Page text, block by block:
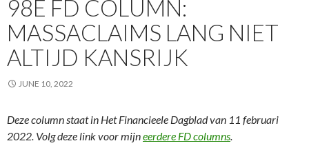
98E FD COLUMN:
MASSACLAIMS LANG NIET
ALTIJD KANSRIJK
JUNE 10, 2022
Deze column staat in Het Financieele Dagblad van 11 februari
2022. Volg deze link voor mijneerdere FD columns